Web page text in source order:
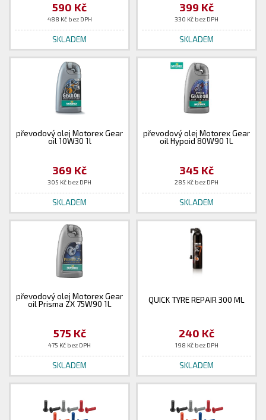
590 Kč
488 Kč bez DPH
SKLADEM
399 Kč
330 Kč bez DPH
SKLADEM
převodový olej Motorex Gear
oil 10W30 1l
369 Kč
305 Kč bez DPH
SKLADEM
převodový olej Motorex Gear
oil Hypoid 80W90 1L
345 Kč
285 Kč bez DPH
SKLADEM
převodový olej Motorex Gear
oil Prisma ZX 75W90 1L
575 Kč
475 Kč bez DPH
SKLADEM
QUICK TYRE REPAIR 300 ML
240 Kč
198 Kč bez DPH
SKLADEM